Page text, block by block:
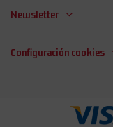
Newsletter
Configuración cookies